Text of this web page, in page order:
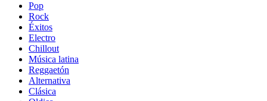
Pop
Rock
Éxitos
Electro
Chillout
Música latina
Reggaetón
Alternativa
Clásica